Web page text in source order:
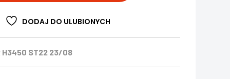
DODAJ DO ULUBIONYCH
H3450 ST22 23/08